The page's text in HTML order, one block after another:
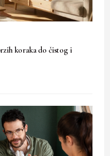
koraka do čistog i